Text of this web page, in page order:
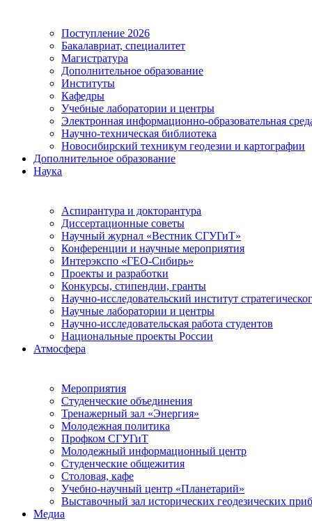
Поступление 2026
Бакалавриат, специалитет
Магистратура
Дополнительное образование
Институты
Кафедры
Учебные лаборатории и центры
Электронная информационно-образовательная
Научно-техническая библиотека
Новосибирский техникум геодезии и картографии
Дополнительное образование
Наука
Аспирантура и докторантура
Диссертационные советы
Научный журнал «Вестник СГУГиТ»
Конференции и научные мероприятия
Интерэкспо «ГЕО-Сибирь»
Проекты и разработки
Конкурсы, стипендии, гранты
Научно-исследовательский институт
Научные лаборатории и центры
Научно-исследовательская работа студентов
Национальные проекты России
Атмосфера
Мероприятия
Студенческие объединения
Тренажерный зал «Энергия»
Молодежная политика
Профком СГУГиТ
Молодежный информационный центр
Студенческие общежития
Столовая, кафе
Учебно-научный центр «Планетарий»
Выставочный зал исторических геодезических
Медиа